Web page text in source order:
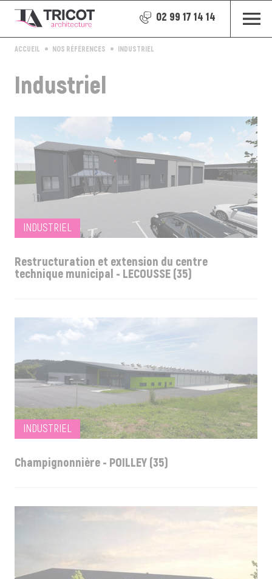
02 99 17 14 14
ACCUEIL NOS RÉFÉRENCES INDUSTRIEL
Industriel
INDUSTRIEL
Restructuration et extension du centre
technique municipal - LECOUSSE (35)
INDUSTRIEL
Champignonnière - POILLEY (35)